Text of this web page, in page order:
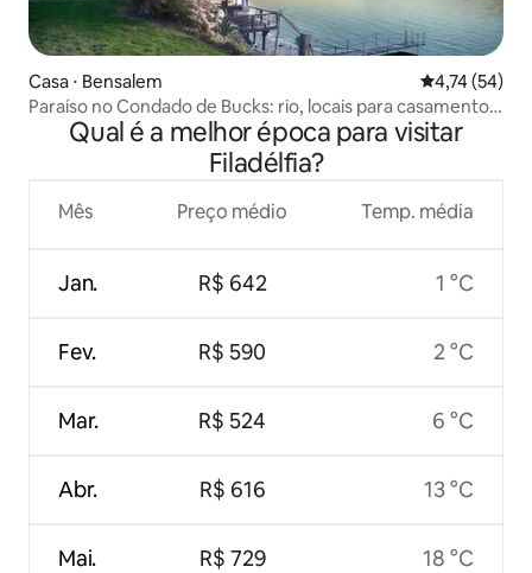
Casa ⋅ Bensalem 4,74 de uma
4,74 (54)
Paraíso no Condado de Bucks: rio, locais para casamentos
e históriaQual é a melhor época para visitar
Filadélfia?
Mês
Jan.
Fev.
Mar.
Abr.
Mai.
Preço médio
R$ 642
R$ 590
R$ 524
R$ 616
R$ 729
Temp. média
1 °C
2 °C
6 °C
13 °C
18 °C